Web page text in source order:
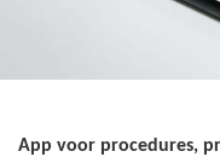
App voor procedures,